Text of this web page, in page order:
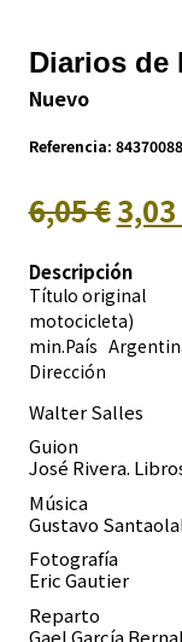
Diarios de
Nuevo
Referencia:
6,05 €
Descripción
Título original
motocicleta)
min.País
Dirección
Walter Salles
Guion
José Rivera.
Música
Gustavo
Fotografía
Eric Gautier
Reparto
Gael García